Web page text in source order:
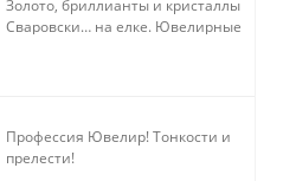
Золото, бриллианты и кристаллы
Сваровски… на елке. Ювелирные
Профессия Ювелир! Тонкости и
прелести!